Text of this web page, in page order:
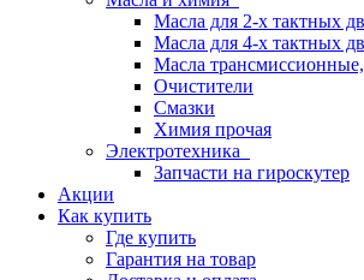
Масла для 2-х тактных
Масла для 4-х тактных
Масла
Очистители
Смазки
Химия прочая
Электротехника
Запчасти на гироскутер
Акции
Как купить
Где купить
Гарантия на товар